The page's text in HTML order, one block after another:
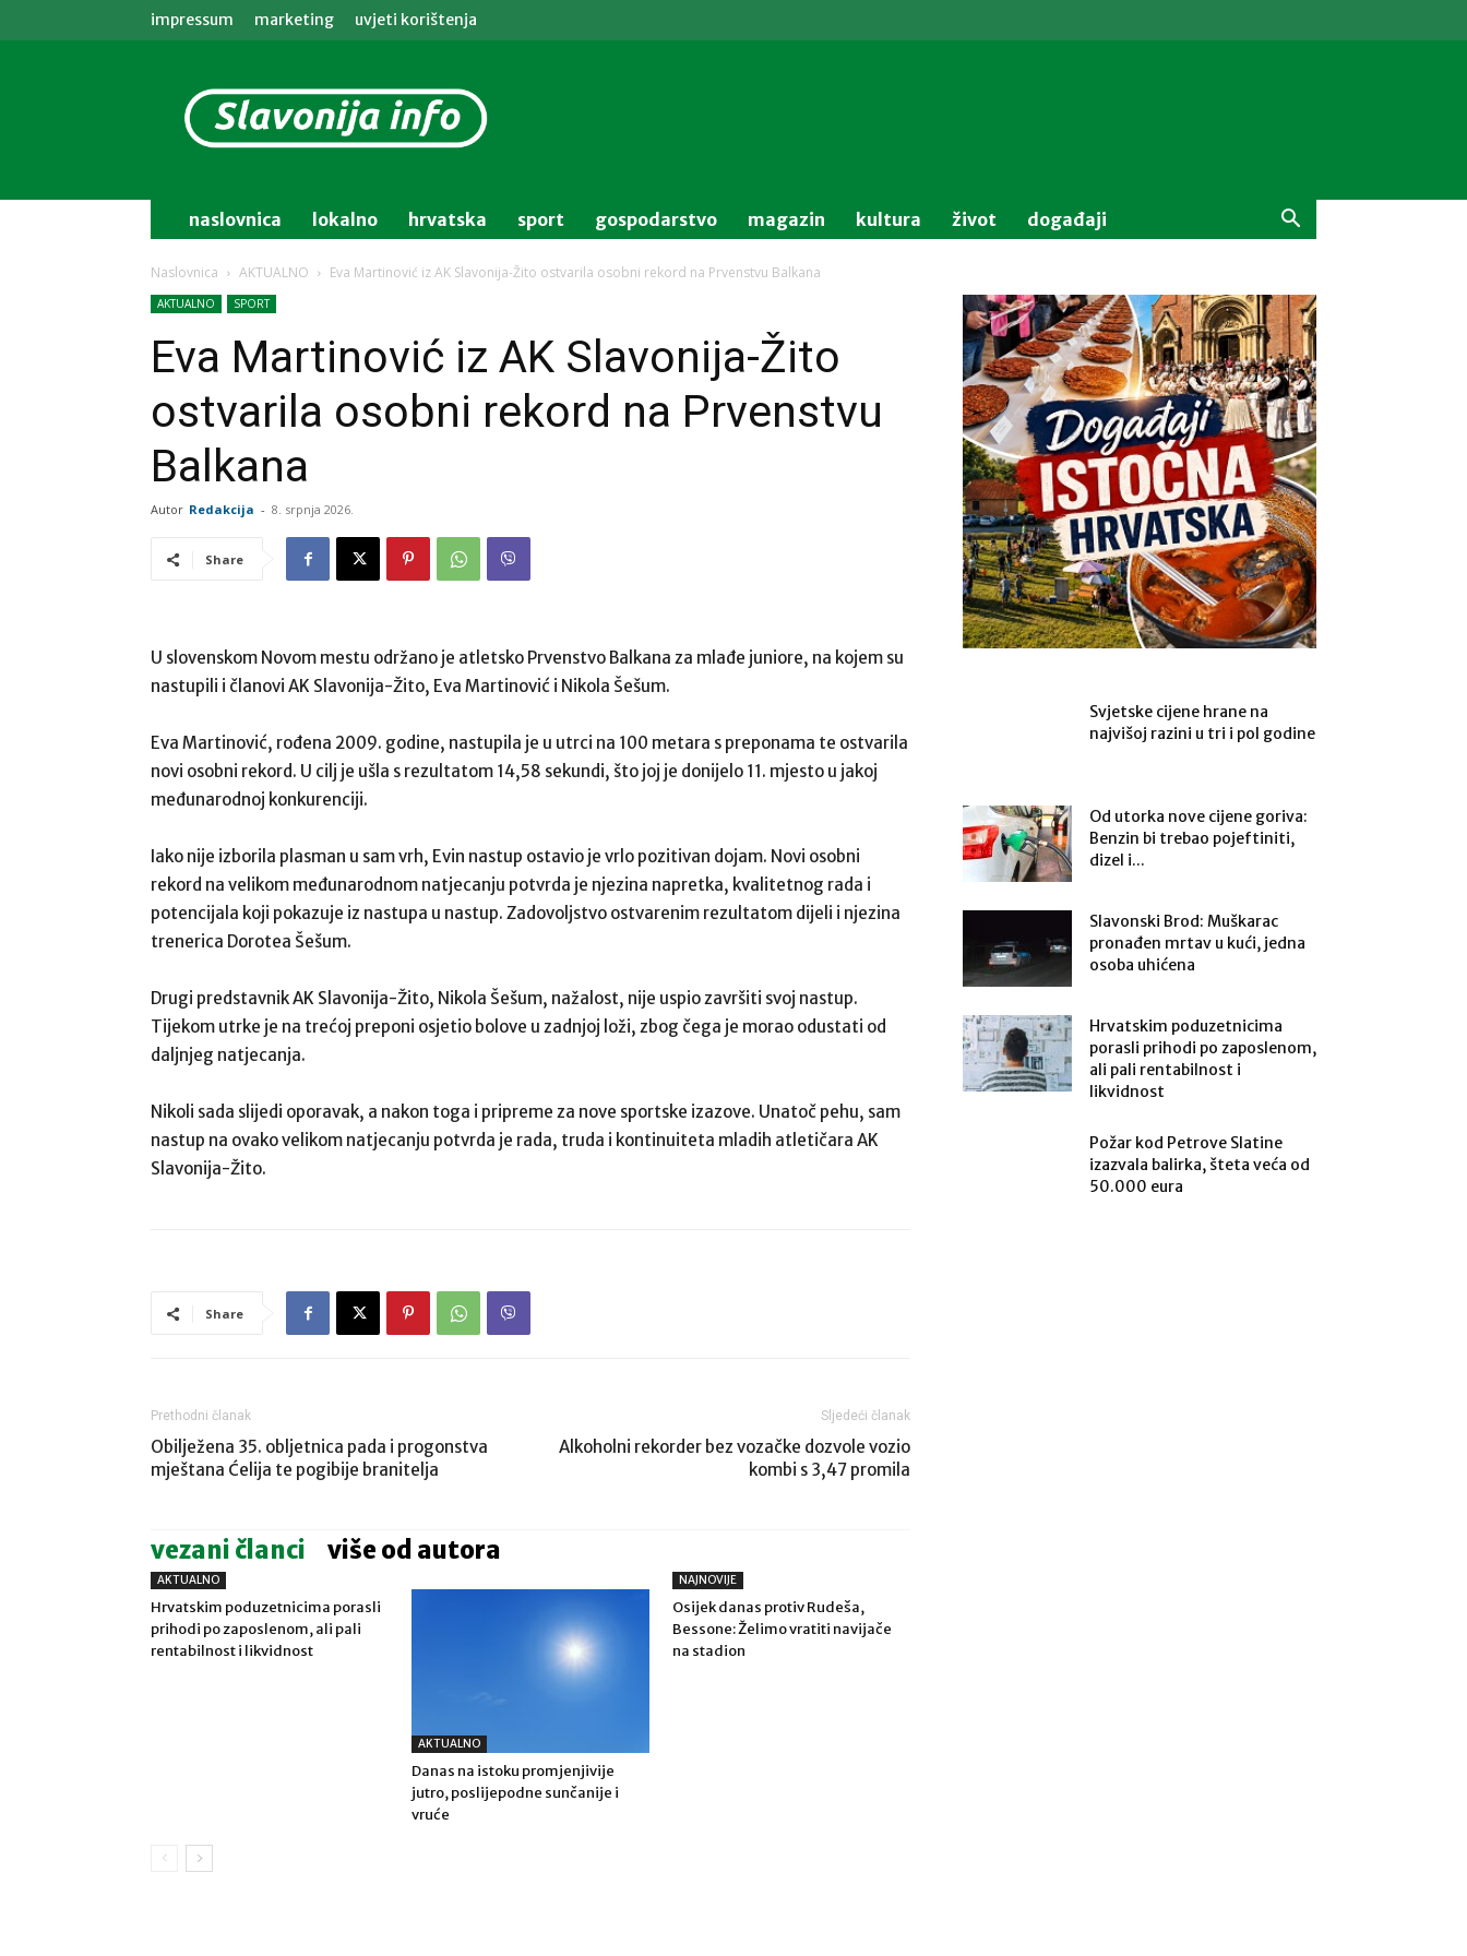
impressum marketing uvjeti korištenja
info
naslovnica lokalno hrvatska sport gospodarstvo magazin kultura život događaji
Naslovnica AKTUALNO Eva Martinović iz AK Slavonija-Žito ostvarila osobni rekord na Prvenstvu Balkana
AKTUALNO SPORT
Eva Martinović iz AK Slavonija-Žito
ostvarila osobni rekord na Prvenstvu
Balkana
Autor Redakcija - 8. srpnja 2026.
Share
U slovenskom Novom mestu održano je atletsko Prvenstvo Balkana za mlađe juniore, na kojem su
nastupili i članovi AK Slavonija-Žito, Eva Martinović i Nikola Šešum.
Eva Martinović, rođena 2009. godine, nastupila je u utrci na 100 metara s preponama te ostvarila
novi osobni rekord. U cilj je ušla s rezultatom 14,58 sekundi, što joj je donijelo 11. mjesto u jakoj
međunarodnoj konkurenciji.
Iako nije izborila plasman u sam vrh, Evin nastup ostavio je vrlo pozitivan dojam. Novi osobni
rekord na velikom međunarodnom natjecanju potvrda je njezina napretka, kvalitetnog rada i
potencijala koji pokazuje iz nastupa u nastup. Zadovoljstvo ostvarenim rezultatom dijeli i njezina
trenerica Dorotea Šešum.
Drugi predstavnik AK Slavonija-Žito, Nikola Šešum, nažalost, nije uspio završiti svoj nastup.
Tijekom utrke je na trećoj preponi osjetio bolove u zadnjoj loži, zbog čega je morao odustati od
daljnjeg natjecanja.
Nikoli sada slijedi oporavak, a nakon toga i pripreme za nove sportske izazove. Unatoč pehu, sam
nastup na ovako velikom natjecanju potvrda je rada, truda i kontinuiteta mladih atletičara AK
Slavonija-Žito.
Share
Prethodni članak
Obilježena 35. obljetnica pada i progonstva
mještana Ćelija te pogibije branitelja
Sljedeći članak
Alkoholni rekorder bez vozačke dozvole vozio
kombi s 3,47 promila
vezani članci više od autora
AKTUALNO
Hrvatskim poduzetnicima porasli
prihodi po zaposlenom, ali pali
rentabilnost i likvidnost
AKTUALNO
Danas na istoku promjenjivije
jutro, poslijepodne sunčanije i
vruće
NAJNOVIJE
Osijek danas protiv Rudeša,
Bessone: Želimo vratiti navijače
na stadion
Svjetske cijene hrane na
najvišoj razini u tri i pol godine
Od utorka nove cijene goriva:
Benzin bi trebao pojeftiniti,
dizel i...
Slavonski Brod: Muškarac
pronađen mrtav u kući, jedna
osoba uhićena
Hrvatskim poduzetnicima
porasli prihodi po zaposlenom,
ali pali rentabilnost i
likvidnost
Požar kod Petrove Slatine
izazvala balirka, šteta veća od
50.000 eura